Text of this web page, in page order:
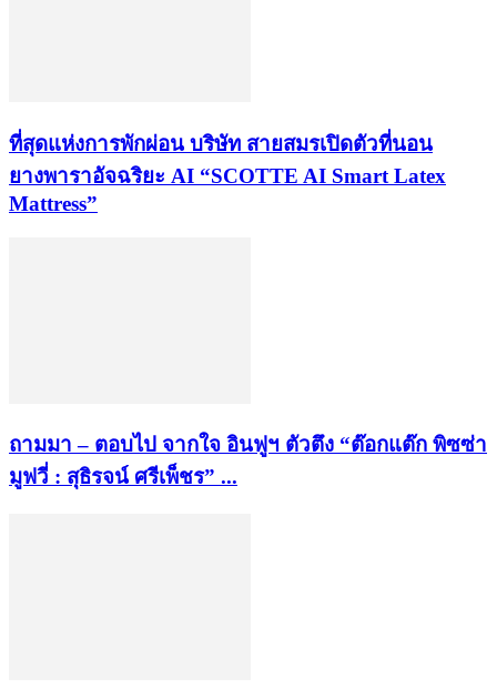
ที่สุดแห่งการพักผ่อน บริษัท สายสมรเปิดตัวที่นอน
ยางพาราอัจฉริยะ AI “SCOTTE AI Smart Latex
Mattress”
ถามมา – ตอบไป จากใจ อินฟูฯ ตัวตึง “ต๊อกแต๊ก พิซซ่า
มูฟวี่ : สุธิรจน์ ศรีเพ็ชร” ...